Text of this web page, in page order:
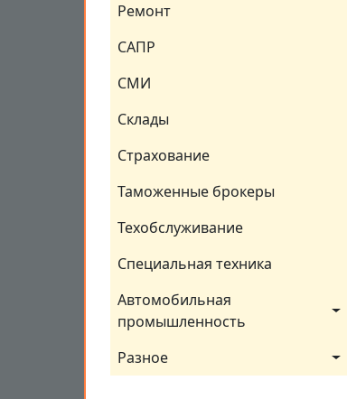
Ремонт
САПР
СМИ
Склады
Страхование
Таможенные брокеры
Техобслуживание
Специальная техника
Автомобильная
промышленность
Разное